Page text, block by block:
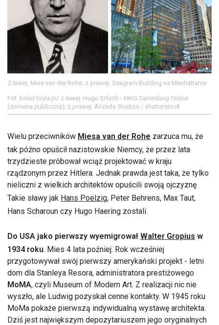
Z lewej: Mies van der Rohe; z prawej: Seagram Building na Manhattanie
Fot. kolaż bryla.pl/ z lewej: Hugo Erfurth - MKG Sammlung Online
(domena publiczna); z prawej: Alizada Studios / shutterstock
Wielu przeciwników Miesa van der Rohe zarzuca mu, że
tak późno opuścił nazistowskie Niemcy, że przez lata
trzydzieste próbował wciąż projektować w kraju
rządzonym przez Hitlera. Jednak prawda jest taka, że tylko
nieliczni z wielkich architektów opuścili swoją ojczyznę.
Takie sławy jak Hans Poelzig, Peter Behrens, Max Taut,
Hans Scharoun czy Hugo Haering zostali.
Do USA jako pierwszy wyemigrował Walter Gropius w
1934 roku. Mies 4 lata poźniej. Rok wcześniej
przygotowywał swój pierwszy amerykański projekt - letni
dom dla Stanleya Resora, administratora prestiżowego
MoMA, czyli Museum of Modern Art. Z realizacji nic nie
wyszło, ale Ludwig pozyskał cenne kontakty. W 1945 roku
MoMa pokaże pierwszą indywidualną wystawę architekta.
Dziś jest największym depozytariuszem jego oryginalnych